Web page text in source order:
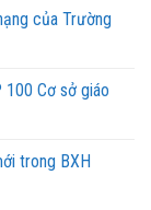
của Trường
100 Cơ sở giáo
trong BXH